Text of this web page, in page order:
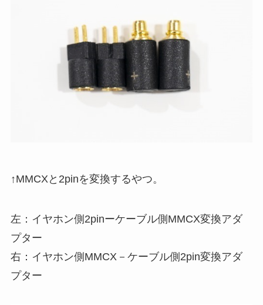
↑MMCXと2pinを変換するやつ。
左：イヤホン側2pinーケーブル側MMCX変換アダ
プター
右：イヤホン側MMCX－ケーブル側2pin変換アダ
プター